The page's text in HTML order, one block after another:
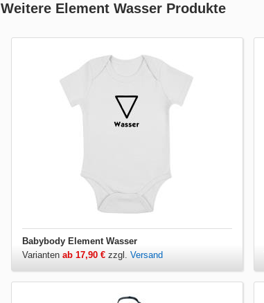
Weitere Element Wasser Produkte
Babybody Element Wasser
Varianten ab 17,90 € zzgl. Versand